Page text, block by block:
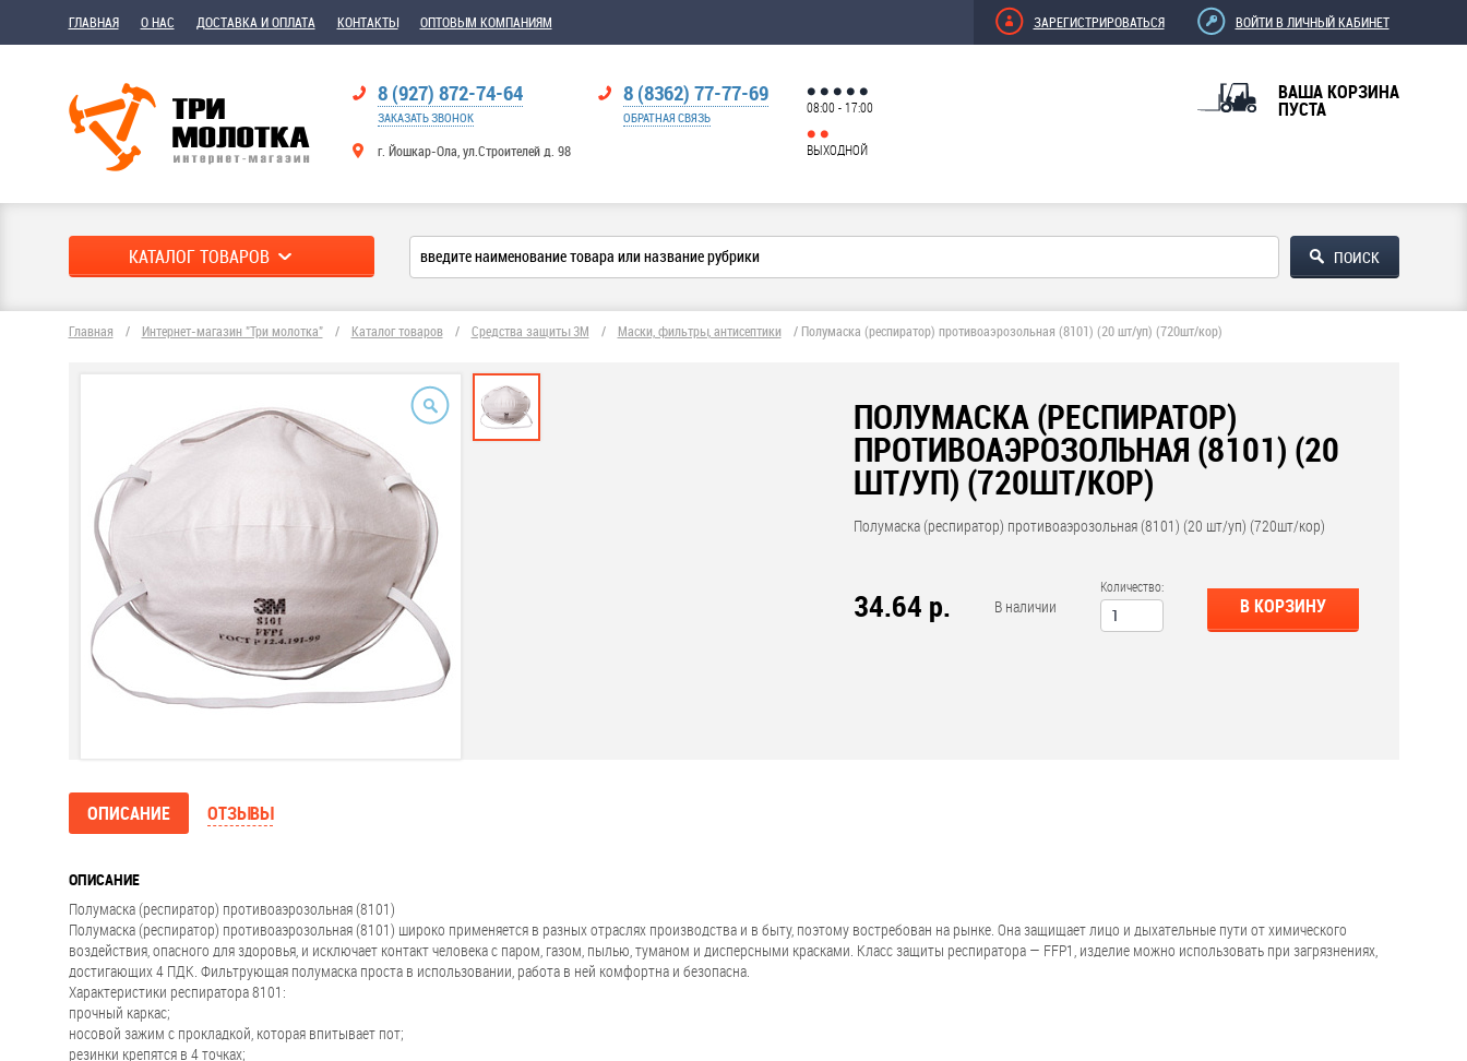
ГЛАВНАЯ О НАС ДОСТАВКА И ОПЛАТА КОНТАКТЫ ОПТОВЫМ КОМПАНИЯМ ЗАРЕГИСТРИРОВАТЬСЯ ВОЙТИ В ЛИЧНЫЙ КАБИНЕТ
8 (927) 872-74-64
ЗАКАЗАТЬ ЗВОНОК
г. Йошкар-Ола, ул.Строителей д. 98
8 (8362) 77-77-69
ОБРАТНАЯ СВЯЗЬ
08:00 - 17:00
ВЫХОДНОЙ
ВАША КОРЗИНА
ПУСТА
КАТАЛОГ ТОВАРОВ
Главная / Интернет-магазин "Три молотка" / Каталог товаров / Средства защиты 3М / Маски, фильтры, антисептики / Полумаска (респиратор) противоаэрозольная (8101) (20 шт/уп) (720шт/кор)
ПОЛУМАСКА (РЕСПИРАТОР)
ПРОТИВОАЭРОЗОЛЬНАЯ (8101) (20
ШТ/УП) (720ШТ/КОР)
Полумаска (респиратор) противоаэрозольная (8101) (20 шт/уп) (720шт/кор)
34.64 р. В наличии
Количество:
В КОРЗИНУ
ОПИСАНИЕ ОТЗЫВЫ
ОПИСАНИЕ
Полумаска (респиратор) противоаэрозольная (8101)
Полумаска (респиратор) противоаэрозольная (8101) широко применяется в разных отраслях производства и в быту, поэтому востребован на рынке. Она защищает лицо и дыхательные пути от химического
воздействия, опасного для здоровья, и исключает контакт человека с паром, газом, пылью, туманом и дисперсными красками. Класс защиты респиратора — FFP1, изделие можно использовать при загрязнениях,
достигающих 4 ПДК. Фильтрующая полумаска проста в использовании, работа в ней комфортна и безопасна.
Характеристики респиратора 8101:
прочный каркас;
носовой зажим с прокладкой, которая впитывает пот;
резинки крепятся в 4 точках;